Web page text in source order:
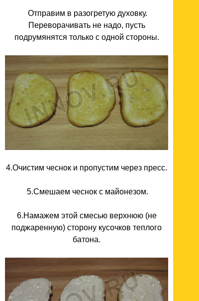
Отправим в разогретую духовку.
Переворачивать не надо, пусть
подрумянятся только с одной стороны.
4.Очистим чеснок и пропустим через пресс.
5.Смешаем чеснок с майонезом.
6.Намажем этой смесью верхнюю (не
поджаренную) сторону кусочков теплого
батона.